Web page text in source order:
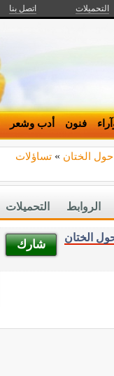
التحميلات اتصل بنا
فنون أدب وشعر
حول الختان » تساؤلات
التحميلات الروابط
شارك
الختان